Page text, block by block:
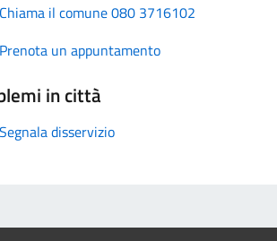
Chiama il comune 080 3716102
Prenota un appuntamento
in città
Segnala disservizio